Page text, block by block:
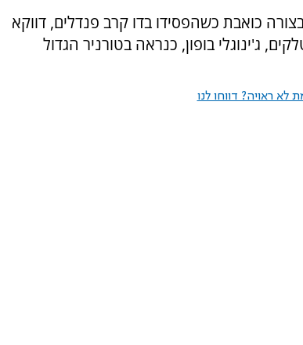
כואבת כשהפסידו בדו קרב פנדלים, דווקא
ג'ינוגלי בופון, כנראה בטורניר הגדול
ראויה? דווחו לנו